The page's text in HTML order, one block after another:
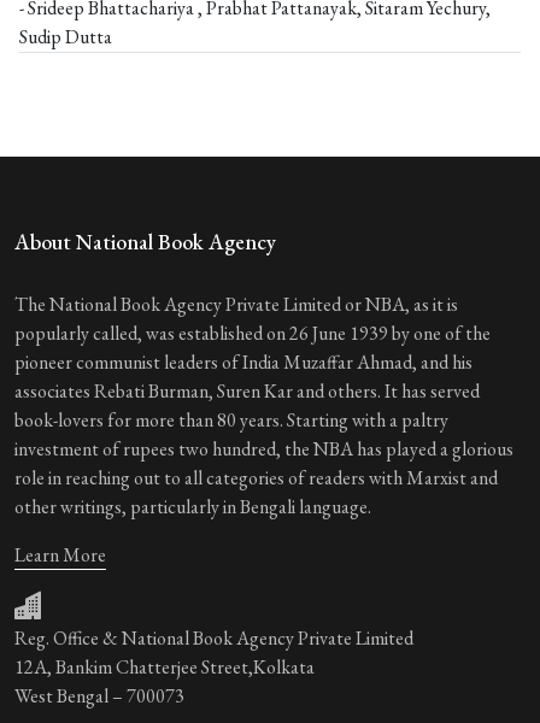
- Srideep Bhattachariya , Prabhat Pattanayak, Sitaram Yechury,
Sudip Dutta
About National Book Agency
The National Book Agency Private Limited or NBA, as it is
popularly called, was established on 26 June 1939 by one of the
pioneer communist leaders of India Muzaffar Ahmad, and his
associates Rebati Burman, Suren Kar and others. It has served
book-lovers for more than 80 years. Starting with a paltry
investment of rupees two hundred, the NBA has played a glorious
role in reaching out to all categories of readers with Marxist and
other writings, particularly in Bengali language.
Learn More
Reg. Office & National Book Agency Private Limited
12A, Bankim Chatterjee Street,Kolkata
West Bengal – 700073